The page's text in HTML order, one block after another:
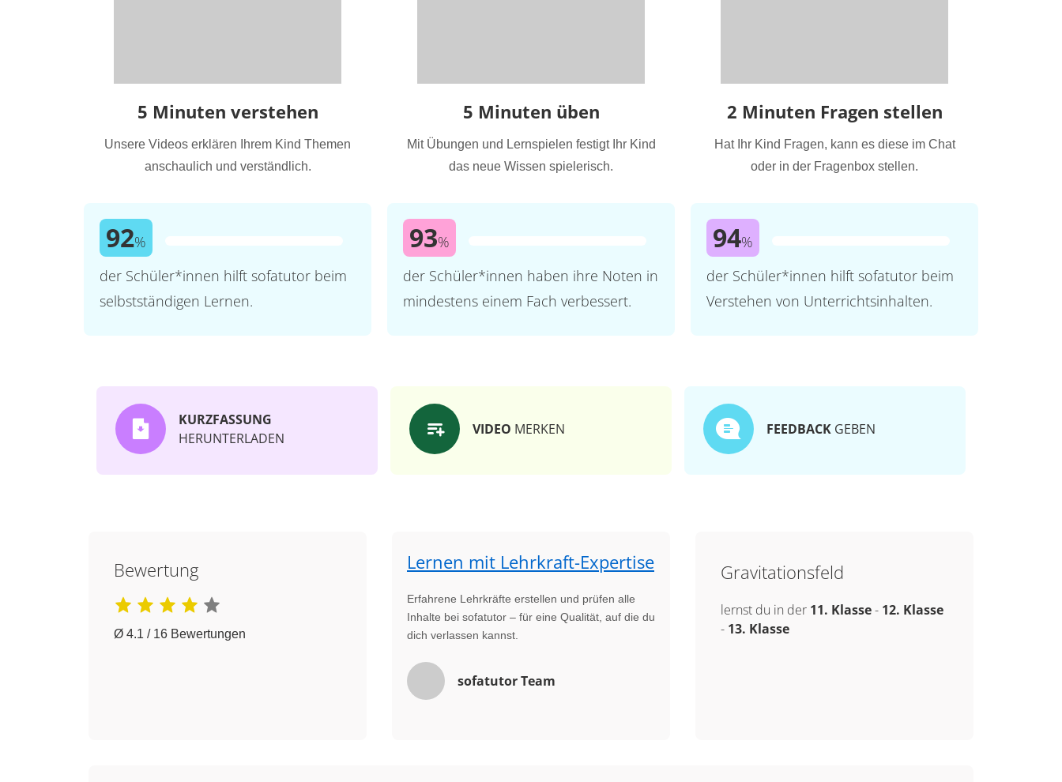
5 Minuten verstehen
Unsere Videos erklären Ihrem Kind Themen
anschaulich und verständlich.
92%
der Schüler*innen hilft sofatutor beim
selbstständigen Lernen.
5 Minuten üben
Mit Übungen und Lernspielen festigt Ihr Kind
das neue Wissen spielerisch.
93%
der Schüler*innen haben ihre Noten in
mindestens einem Fach verbessert.
2 Minuten Fragen stellen
Hat Ihr Kind Fragen, kann es diese im Chat
oder in der Fragenbox stellen.
94%
der Schüler*innen hilft sofatutor beim
Verstehen von Unterrichtsinhalten.
KURZFASSUNG
HERUNTERLADEN
VIDEO MERKEN FEEDBACK GEBEN
Bewertung
Ø 4.1 / 16 Bewertungen
Lernen mit Lehrkraft-Expertise
Erfahrene Lehrkräfte erstellen und prüfen alle
Inhalte bei sofatutor – für eine Qualität, auf die du
dich verlassen kannst.
sofatutor Team
Gravitationsfeld
lernst du in der 11. Klasse- 12. Klasse
- 13. Klasse